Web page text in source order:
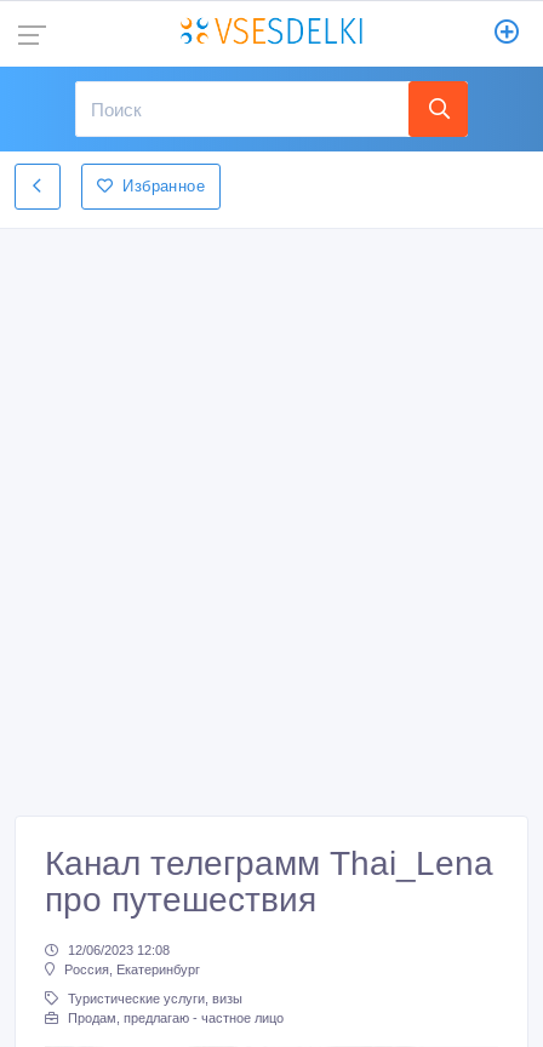
Избранное
Канал телеграмм Thai_Lena
про путешествия
12/06/2023 12:08
Россия, Екатеринбург
Туристические услуги, визы
Продам, предлагаю - частное лицо